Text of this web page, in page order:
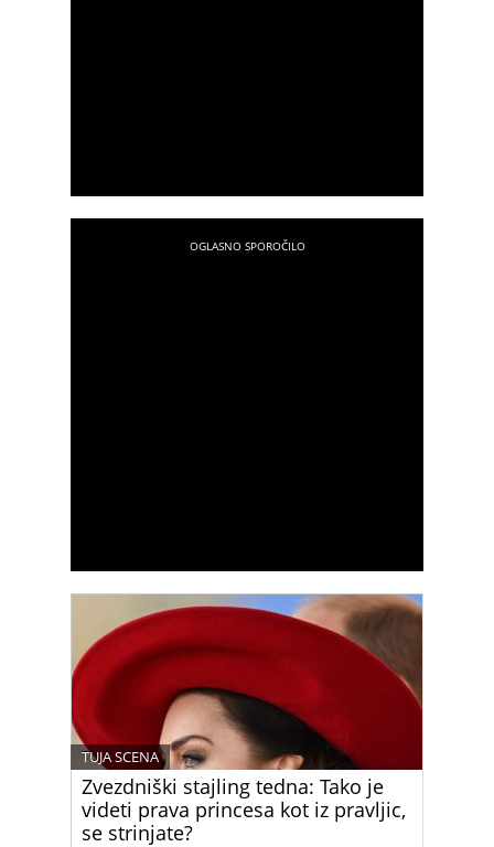
Zvezdniški stajling tedna: Tako je
videti prava princesa kot iz pravljic,
se strinjate?
TUJA SCENA